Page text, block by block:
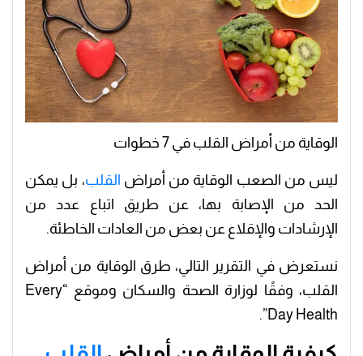
الوقاية من أمراض القلب في 7 خطوات
ليس من الصعب الوقاية من أمراض القلب، بل يمكن
الحد من الإصابة بها، عن طريق اتباع عدد من
الإرشادات والإقلاع عن بعض من العادات الخاطئة.
نستعرض في التقرير التالي، طرق الوقاية من أمراض
القلب، وفقًا لوزارة الصحة والسكان وموقع “Every
Day Health”.